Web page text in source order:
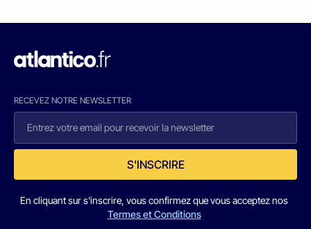
RECEVEZ NOTRE NEWSLETTER
S'INSCRIRE
En cliquant sur s'inscrire, vous confirmez que vous acceptez nos
Termes et Conditions